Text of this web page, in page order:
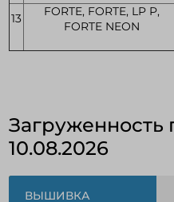
13
FORTE, FORTE, LP P,
FORTE NEON
Загруженность
10.08.2026
ВЫШИВКА
11.08.2026